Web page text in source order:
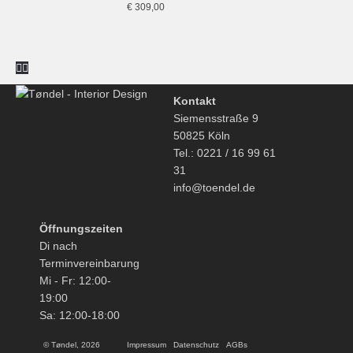
Table, 60 x
€309,00
Kontakt
Siemensstraße 9
50825 Köln
Tel.: 0221 / 16 99 61
31
info@toendel.de
Öffnungszeiten
Di nach
Terminvereinbarung
Mi - Fr: 12:00-
19:00
Sa: 12:00-18:00
© Tøndel, 2026 Impressum Datenschutz AGBs